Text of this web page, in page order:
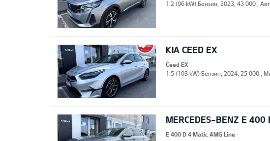
1.2 (96 kW) Бензин, 2023, 43 000 ,
KIA CEED EX
Ceed EX
1.5 (103 kW) Бензин, 2024, 25 000 ,
MERCEDES-BENZ E 400
E 400 D 4 Matic AMG Line